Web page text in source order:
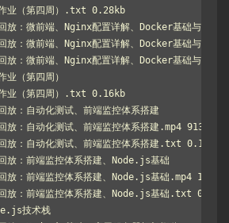
业（第四周）.txt 0.28kb
放：微前端、Nginx配置详解、Docker基础与k8s
放：微前端、Nginx配置详解、Docker基础与
放：微前端、Nginx配置详解、Docker基础与
（第四周）
业（第四周）.txt 0.16kb
放：自动化测试、前端监控体系搭建
：自动化测试、前端监控体系搭建.mp4 913.41M
放：自动化测试、前端监控体系搭建.txt 0.18kb
放：前端监控体系搭建、Node.js基础
：前端监控体系搭建、Node.js基础.mp4 1.16G
放：前端监控体系搭建、Node.js基础.txt
技术栈